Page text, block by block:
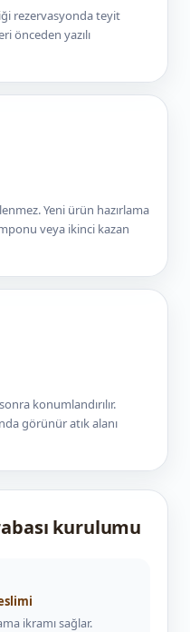
rezervasyonda teyit
önceden yazılı
Yeni ürün hazırlama
veya ikinci kazan
konumlandırılır.
görünür atık alanı
kurulumu
ikramı sağlar.